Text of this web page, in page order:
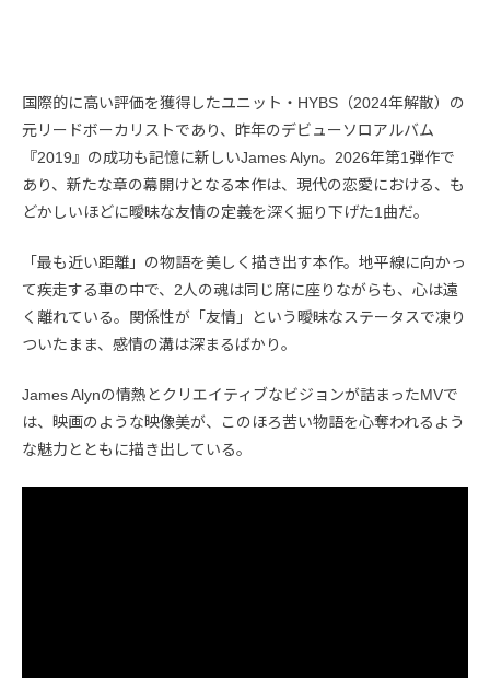
国際的に高い評価を獲得したユニット・HYBS（2024年解散）の
元リードボーカリストであり、昨年のデビューソロアルバム
『2019』の成功も記憶に新しいJames Alyn。2026年第1弾作で
あり、新たな章の幕開けとなる本作は、現代の恋愛における、も
どかしいほどに曖昧な友情の定義を深く掘り下げた1曲だ。
「最も近い距離」の物語を美しく描き出す本作。地平線に向かっ
て疾走する車の中で、2人の魂は同じ席に座りながらも、心は遠
く離れている。関係性が「友情」という曖昧なステータスで凍り
ついたまま、感情の溝は深まるばかり。
James Alynの情熱とクリエイティブなビジョンが詰まったMVで
は、映画のような映像美が、このほろ苦い物語を心奪われるよう
な魅力とともに描き出している。